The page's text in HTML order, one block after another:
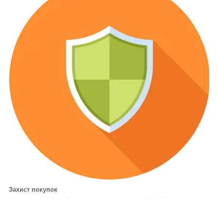
Захист покупок